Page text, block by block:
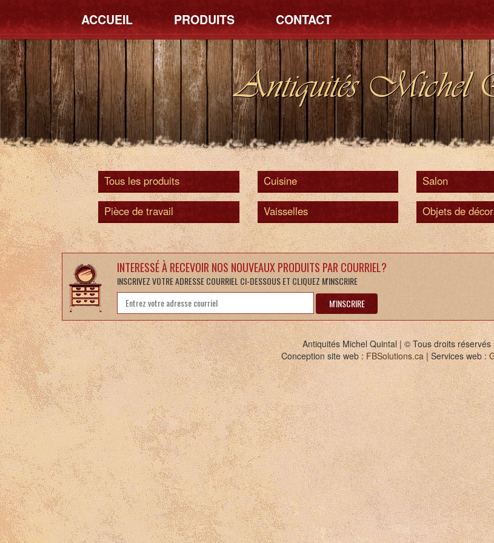
ACCUEIL PRODUITS CONTACT
Antiquités Michel
Tous les produits Cuisine Salon
Pièce de travail Vaisselles Objets de
INTERESSÉ À RECEVOIR NOS NOUVEAUX PRODUITS PAR COURRIEL?
INSCRIVEZ VOTRE ADRESSE COURRIEL CI-DESSOUS ET CLIQUEZ M'INSCRIRE
M'INSCRIRE
Antiquités Michel Quintal | © Tous droits réservés
Conception site web : FBSolutions.ca| Services web :